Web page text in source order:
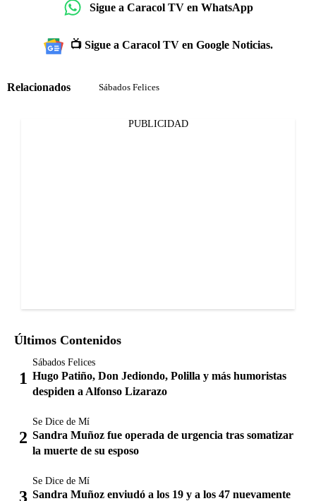
Sigue a Caracol TV en WhatsApp
📺 Sigue a Caracol TV en Google Noticias.
Relacionados Sábados Felices
PUBLICIDAD
Últimos Contenidos
Sábados Felices
Hugo Patiño, Don Jediondo, Polilla y más humoristas
despiden a Alfonso Lizarazo
Se Dice de Mí
Sandra Muñoz fue operada de urgencia tras somatizar
la muerte de su esposo
Se Dice de Mí
Sandra Muñoz enviudó a los 19 y a los 47 nuevamente